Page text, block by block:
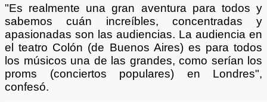
"Es realmente una gran aventura para todos y
sabemos cuán increíbles, concentradas y
apasionadas son las audiencias. La audiencia en
el teatro Colón (de Buenos Aires) es para todos
los músicos una de las grandes, como serían los
proms (conciertos populares) en Londres",
confesó.